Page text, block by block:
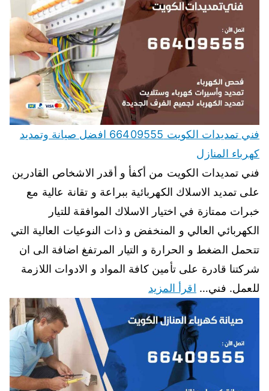
فني تمديدات الكويت 66409555 افضل صيانة وتمديد
كهرباء المنازل
فني تمديدات الكويت من أكفأ و أقدر الاشخاص القادرين
على تمديد الاسلاك الكهربائية ببراعة و تقانة عالية مع
خبرات ممتازة في اختيار الاسلاك الموافقة للتيار
الكهربائي العالي و المنخفض و ذات النوعيات العالية التي
تتحمل الضغط و الحرارة و التيار المرتفغ اضافة الى ان
شركتنا قادرة على تأمين كافة المواد و الادوات اللازمة
للعمل. فني… اقرأ المزيد